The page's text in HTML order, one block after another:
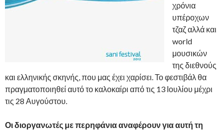
χρόνια
υπέροχων
τζαζ αλλά και
world
μουσικών
της διεθνούς
και ελληνικής σκηνής, που μας έχει χαρίσει. Το φεστιβάλ θα
πραγματοποιηθεί αυτό το καλοκαίρι από τις 13 Ιουλίου μέχρι
τις 28 Αυγούστου.
Οι διοργανωτές με περηφάνια αναφέρουν για αυτή τη